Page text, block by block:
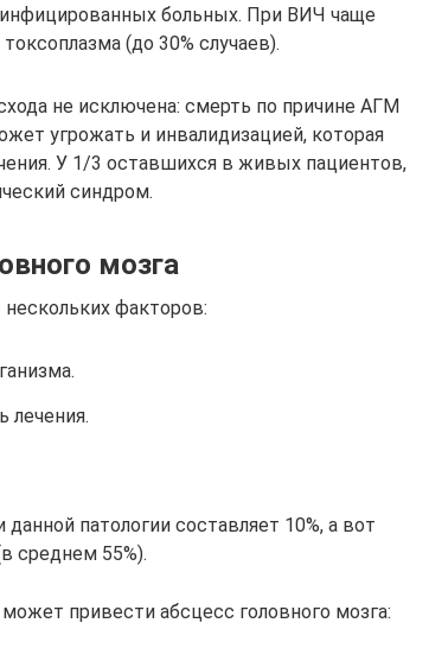
больных. При ВИЧ чаще
(до 30% случаев).
не исключена: смерть по причине АГМ
угрожать и инвалидизацией, которая
У 1/3 оставшихся в живых пациентов,
синдром.
мозга
нескольких факторов:
лечения.
патологии составляет 10%, а вот
среднем 55%).
привести абсцесс головного мозга: